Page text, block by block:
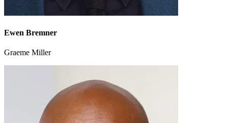
Ewen Bremner
Graeme Miller